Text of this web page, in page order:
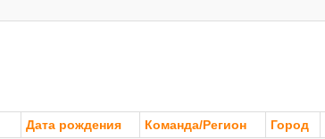
Дата рождения Команда/Регион Город